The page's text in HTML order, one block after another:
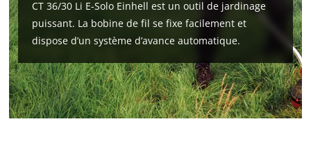
to trackers that are not disclosed to the
visitor. The website owner needs to setup
the site with their CMP to add this content
Powered byUsercentrics Consent
Management Platform
CT 36/30 Li E-Solo Einhell est un outil de jardinage
puissant. La bobine de fil se fixe facilement et
dispose d’un système d’avance automatique.